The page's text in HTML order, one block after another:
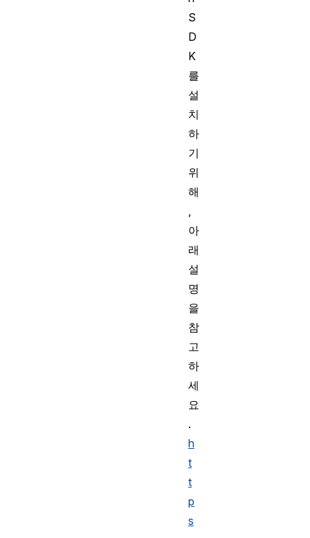
S
D
K
를
설
치
하
기
위
해
,
아
래
설
명
을
참
고
하
세
요
.
h
t
t
p
s